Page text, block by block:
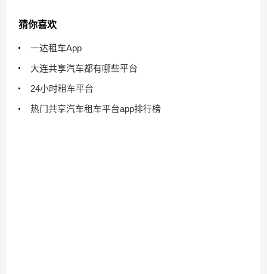
猜你喜欢
一达租车App
大连共享汽车都有哪些平台
24小时租车平台
热门共享汽车租车平台app排行榜